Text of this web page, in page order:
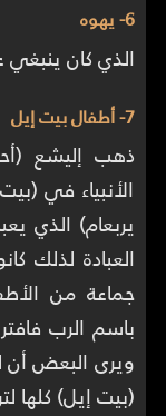
6- يهوه
الذي كان ينبغي
7- أطفال بيت إيل
ذهب إليشع
الأنبياء في
يربعام) الذي
العبادة لذلك
جماعة من
ويرى البعض أن
(بيت إيل) كلها